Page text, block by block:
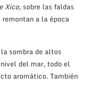
Xico, sobre las faldas
remontan a la época
sombra de altos
del mar, todo el
aromático. También